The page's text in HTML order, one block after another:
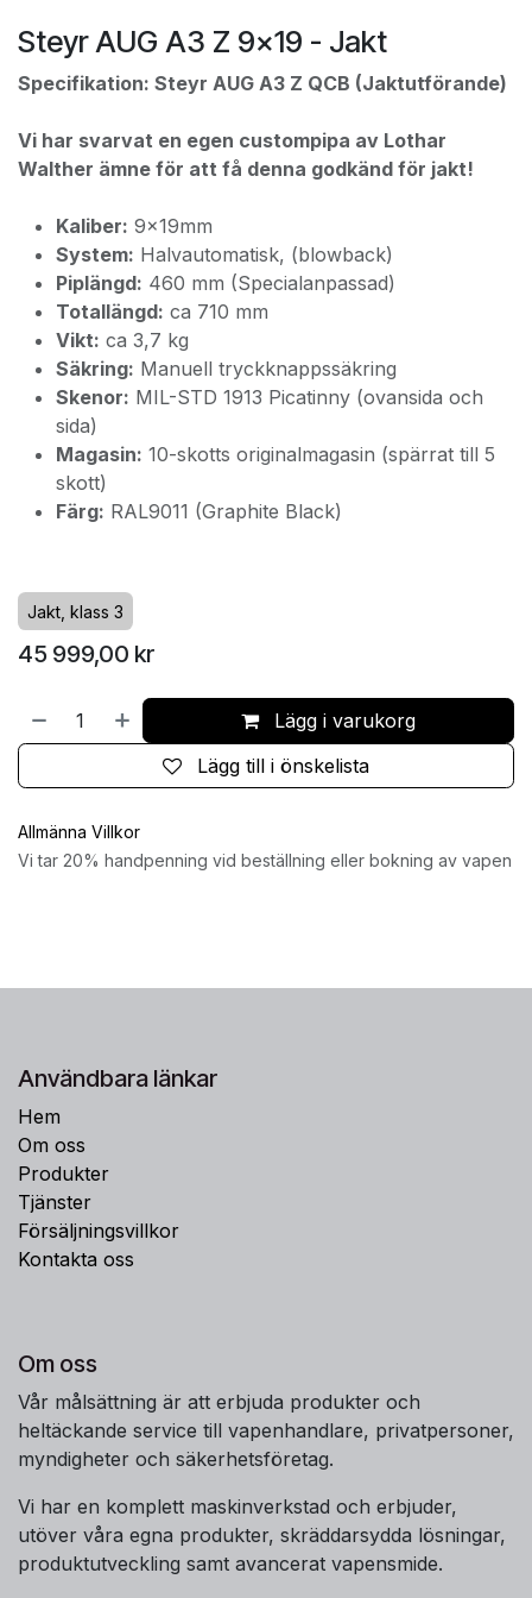
Steyr AUG A3 Z 9x19 - Jakt
Specifikation: Steyr AUG A3 Z QCB (Jaktutförande)
Vi har svarvat en egen custompipa av Lothar
Walther ämne för att få denna godkänd för jakt!
Kaliber: 9x19mm
System: Halvautomatisk, (blowback)
Piplängd: 460 mm (Specialanpassad)
Totallängd: ca 710 mm
Vikt: ca 3,7 kg
Säkring: Manuell tryckknappssäkring
Skenor: MIL-STD 1913 Picatinny (ovansida och
sida)
Magasin: 10-skotts originalmagasin (spärrat till 5
skott)
Färg: RAL9011 (Graphite Black)
Jakt, klass 3
45 999,00 kr
Lägg i varukorg
Lägg till i önskelista
Allmänna Villkor
Vi tar 20% handpenning vid beställning eller bokning av vapen
Användbara länkar
Hem
Om oss
Produkter
Tjänster
Försäljningsvillkor
Kontakta oss
Om oss
Vår målsättning är att erbjuda produkter och
heltäckande service till vapenhandlare, privatpersoner,
myndigheter och säkerhetsföretag.
Vi har en komplett maskinverkstad och erbjuder,
utöver våra egna produkter, skräddarsydda lösningar,
produktutveckling samt avancerat vapensmide.